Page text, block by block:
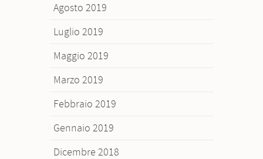
Agosto 2019
Luglio 2019
Maggio 2019
Marzo 2019
Febbraio 2019
Gennaio 2019
Dicembre 2018